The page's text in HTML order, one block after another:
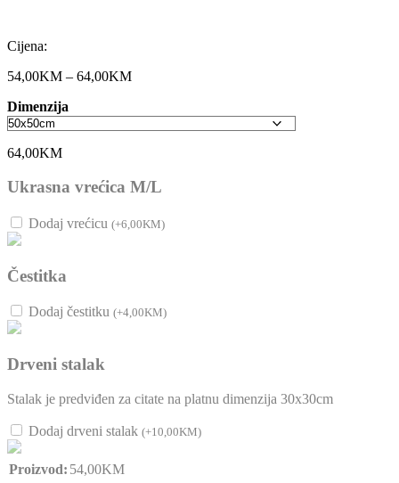
Cijena:
54,00KM – 64,00KM
Dimenzija
64,00KM
Ukrasna vrećica M/L
Dodaj vrećicu (+6,00KM)
Čestitka
Dodaj čestitku (+4,00KM)
Drveni stalak
Stalak je predviđen za citate na platnu dimenzija 30x30cm
Dodaj drveni stalak (+10,00KM)
Proizvod: 54,00KM